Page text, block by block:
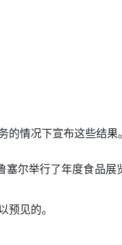
情况下宣布这些结果。
尔举行了年度食品
见的。